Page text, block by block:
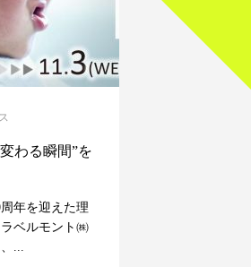
わる瞬間”を
年を迎えた理
ベルモント㈱
...